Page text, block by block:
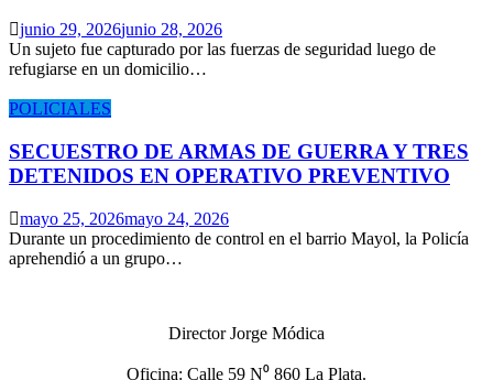
junio 29, 2026junio 28, 2026
Un sujeto fue capturado por las fuerzas de seguridad luego de
refugiarse en un domicilio…
POLICIALES
SECUESTRO DE ARMAS DE GUERRA Y TRES
DETENIDOS EN OPERATIVO PREVENTIVO
mayo 25, 2026mayo 24, 2026
Durante un procedimiento de control en el barrio Mayol, la Policía
aprehendió a un grupo…
Director Jorge Módica
Oficina: Calle 59 N⁰ 860 La Plata.